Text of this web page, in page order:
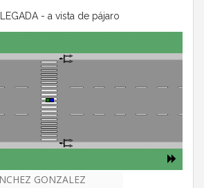
- a vista de pájaro
GONZALEZ